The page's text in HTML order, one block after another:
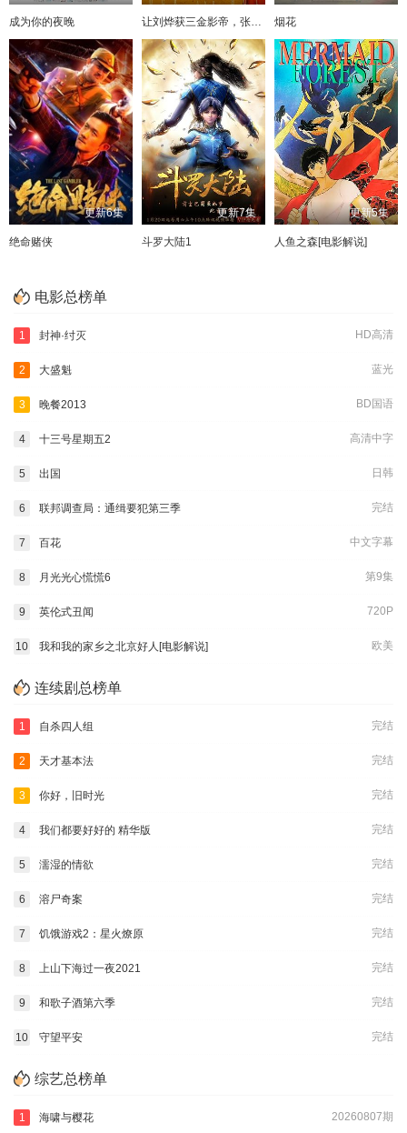
成为你的夜晚 让刘烨获三金影帝，张译成为无冕之王#追凶者也 烟花
更新6集
绝命赌侠
更新7集
斗罗大陆1
更新5集
人鱼之森[电影解说]
电影总榜单
HD高清
1 封神·纣灭
蓝光
2 大盛魁
BD国语
3 晚餐2013
高清中字
4 十三号星期五2
日韩
5 出国
完结
6 联邦调查局：通缉要犯第三季
中文字幕
7 百花
第9集
8 月光光心慌慌6
720P
9 英伦式丑闻
欧美
10 我和我的家乡之北京好人[电影解说]
连续剧总榜单
完结
1 自杀四人组
完结
2 天才基本法
完结
3 你好，旧时光
完结
4 我们都要好好的 精华版
完结
5 濡湿的情欲
完结
6 溶尸奇案
完结
7 饥饿游戏2：星火燎原
完结
8 上山下海过一夜2021
完结
9 和歌子酒第六季
完结
10 守望平安
综艺总榜单
20260807期
1 海啸与樱花